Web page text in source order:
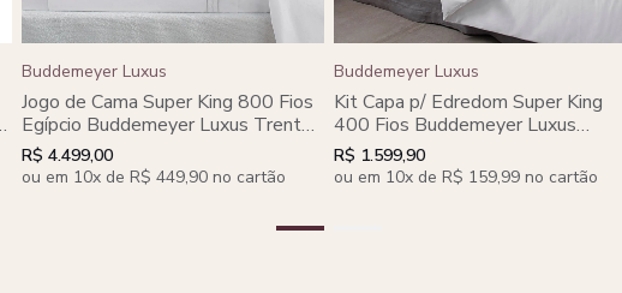
Buddemeyer Luxus
Jogo de Cama Super King 800 Fios
Egípcio Buddemeyer Luxus Trento
100% Algodão Penteado c/
bordado Bege 4 peças
R$ 4.499,00
ou em 10x de R$ 449,90 no cartão
Buddemeyer Luxus
Kit Capa p/ Edredom Super King
400 Fios Buddemeyer Luxus
Basquiat 100% Algodão Penteado
3 peças
R$ 1.599,90
ou em 10x de R$ 159,99 no cartão